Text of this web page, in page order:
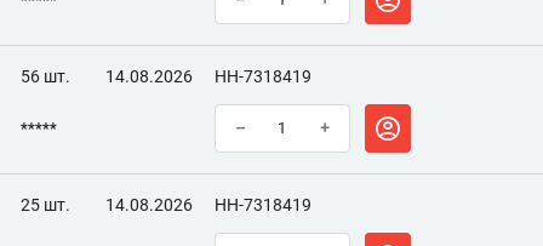
56 шт. 14.08.2026 НН-7318419
***** – +
25 шт. 14.08.2026 НН-7318419